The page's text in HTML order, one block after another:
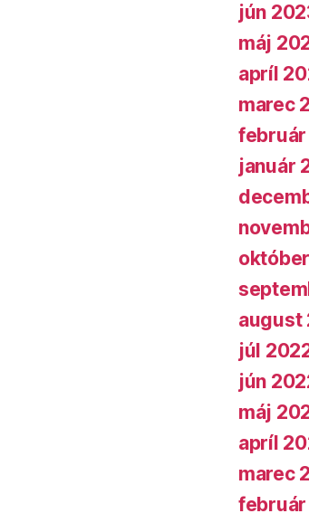
jún
máj
apríl
marec
január
august
júl
jún
máj
apríl
marec